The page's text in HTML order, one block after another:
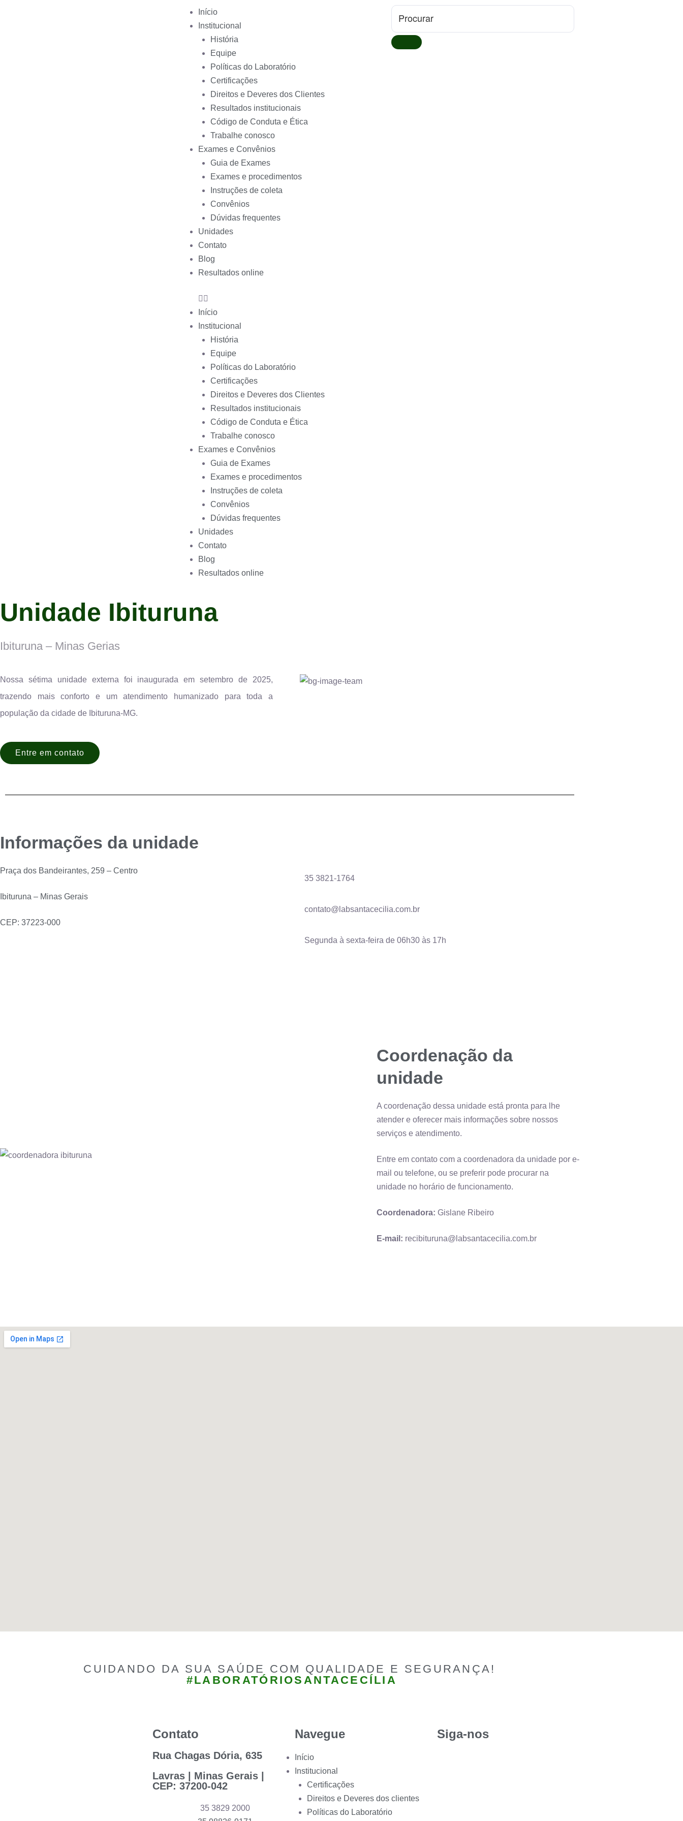
Início
Institucional
História
Equipe
Políticas do Laboratório
Certificações
Direitos e Deveres dos Clientes
Resultados institucionais
Código de Conduta e Ética
Trabalhe conosco
Exames e Convênios
Guia de Exames
Exames e procedimentos
Instruções de coleta
Convênios
Dúvidas frequentes
Unidades
Contato
Blog
Resultados online
Início
Institucional
História
Equipe
Políticas do Laboratório
Certificações
Direitos e Deveres dos Clientes
Resultados institucionais
Código de Conduta e Ética
Trabalhe conosco
Exames e Convênios
Guia de Exames
Exames e procedimentos
Instruções de coleta
Convênios
Dúvidas frequentes
Unidades
Contato
Blog
Resultados online
Unidade Ibituruna
Ibituruna – Minas Gerias
Nossa sétima unidade externa foi inaugurada em setembro de 2025,
trazendo mais conforto e um atendimento humanizado para toda a
população da cidade de Ibituruna-MG.
Entre em contato
Informações da unidade
Praça dos Bandeirantes, 259 – Centro
Ibituruna – Minas Gerais
CEP: 37223-000
35 3821-1764
contato@labsantacecilia.com.br
Segunda à sexta-feira de 06h30 às 17h
Coordenação da
unidade
A coordenação dessa unidade está pronta para lhe
atender e oferecer mais informações sobre nossos
serviços e atendimento.
Entre em contato com a coordenadora da unidade por e-
mail ou telefone, ou se preferir pode procurar na
unidade no horário de funcionamento.
Coordenadora: Gislane Ribeiro
E-mail: recibituruna@labsantacecilia.com.br
CUIDANDO DA SUA SAÚDE COM QUALIDADE E SEGURANÇA!
#LABORATÓRIOSANTACECÍLIA
Contato
Rua Chagas Dória, 635
Lavras | Minas Gerais |
CEP: 37200-042
35 3829 2000
Navegue
Início
Institucional
Certificações
Direitos e Deveres dos clientes
Políticas do Laboratório
Siga-nos